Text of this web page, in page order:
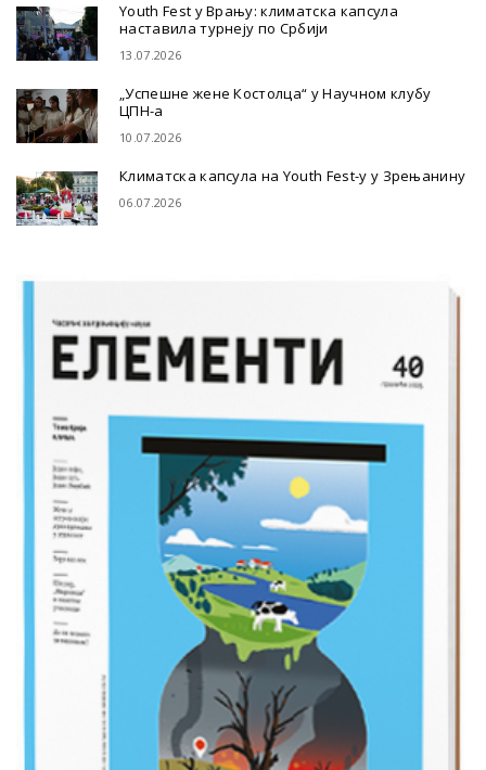
Youth Fest у Врању: климатска капсула
наставила турнеју по Србији
13.07.2026
„Успешне жене Костолца“ у Научном клубу
ЦПН-а
10.07.2026
Климатска капсула на Youth Fest-у у Зрењанину
06.07.2026